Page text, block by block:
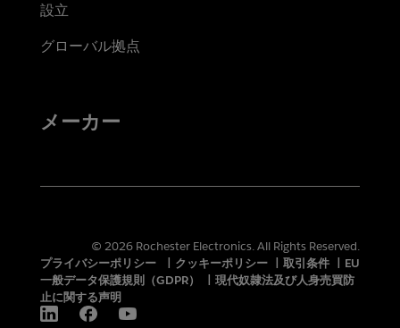
設立
グローバル拠点
メーカー
© 2026 Rochester Electronics. All Rights Reserved.
プライバシーポリシー
クッキーポリシー 取引条件
EU
一般データ保護規則（GDPR）
現代奴隷法及び人身売買防
止に関する声明